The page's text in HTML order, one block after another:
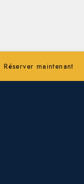
Réserver maintenant